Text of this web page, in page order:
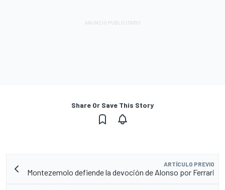
Share Or Save This Story
ARTÍCULO PREVIO
Montezemolo defiende la devoción de Alonso por Ferrari